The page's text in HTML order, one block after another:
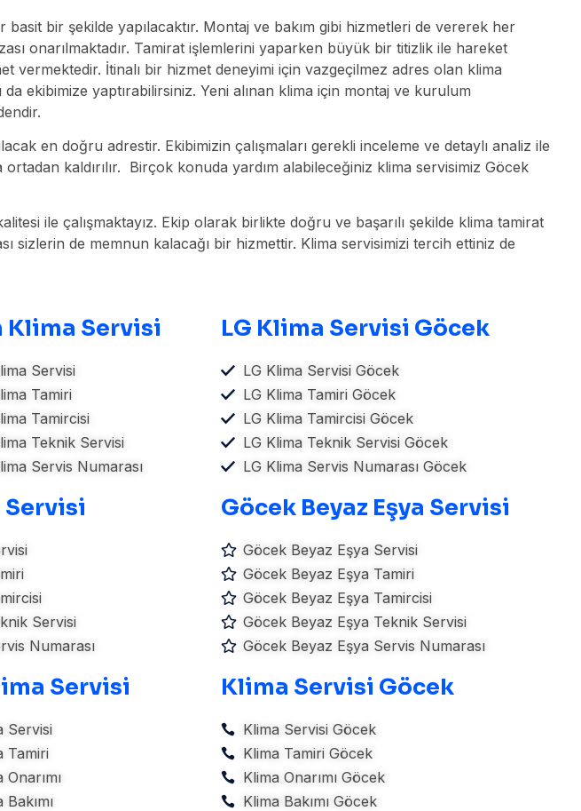
bir şekilde yapılacaktır. Montaj ve bakım gibi hizmetleri de vererek her
onarılmaktadır. Tamirat işlemlerini yaparken büyük bir titizlik ile hareket
vermektedir. İtinalı bir hizmet deneyimi için vazgeçilmez adres olan klima
ekibimize yaptırabilirsiniz. Yeni alınan klima için montaj ve kurulum
en doğru adrestir. Ekibimizin çalışmaları gerekli inceleme ve detaylı analiz ile
kaldırılır. Birçok konuda yardım alabileceğiniz klima servisimiz Göcek
ile çalışmaktayız. Ekip olarak birlikte doğru ve başarılı şekilde klima tamirat
sizlerin de memnun kalacağı bir hizmettir. Klima servisimizi tercih ettiniz de
Klima Servisi
Servisi
Tamiri
Tamircisi
Teknik Servisi
Servis Numarası
Servisi
Servisi
Numarası
Servisi
Servisi
Tamiri
LG Klima Servisi Göcek
LG Klima Servisi Göcek
LG Klima Tamiri Göcek
LG Klima Tamircisi Göcek
LG Klima Teknik Servisi Göcek
LG Klima Servis Numarası Göcek
Göcek Beyaz Eşya Servisi
Göcek Beyaz Eşya Servisi
Göcek Beyaz Eşya Tamiri
Göcek Beyaz Eşya Tamircisi
Göcek Beyaz Eşya Teknik Servisi
Göcek Beyaz Eşya Servis Numarası
Klima Servisi Göcek
Klima Servisi Göcek
Klima Tamiri Göcek
Klima Onarımı Göcek
Klima Bakımı Göcek